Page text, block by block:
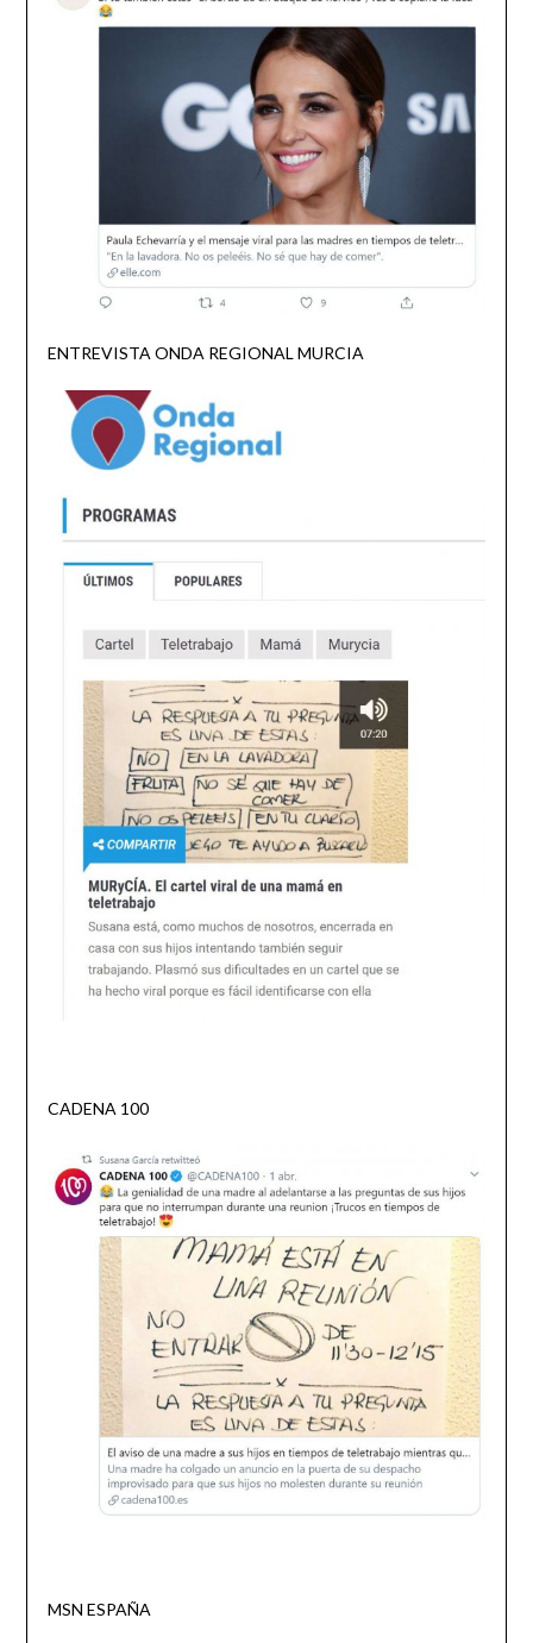
ENTREVISTA ONDA REGIONAL MURCIA
CADENA 100
MSN ESPAÑA